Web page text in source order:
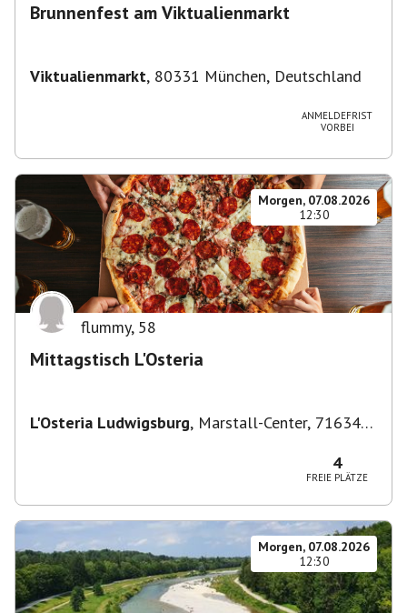
Brunnenfest am Viktualienmarkt
Viktualienmarkt, 80331 München, Deutschland
ANMELDEFRIST
VORBEI
Morgen, 07.08.2026
12:30
flummy, 58
Mittagstisch L'Osteria
L'Osteria Ludwigsburg, Marstall-Center, 71634
4
FREIE PLÄTZE
Morgen, 07.08.2026
12:30